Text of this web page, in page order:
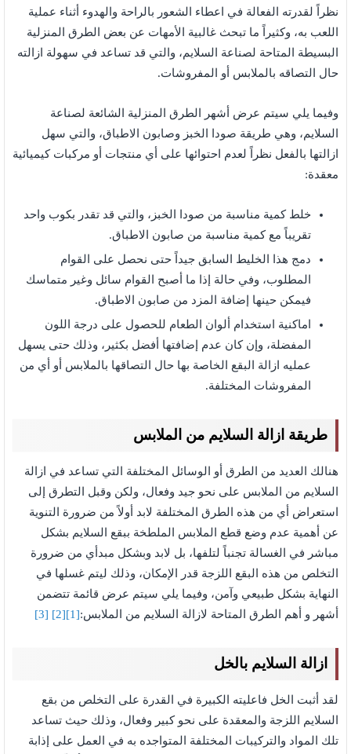
نظراً لقدرته الفعالة في اعطاء الشعور بالراحة والهدوء أثناء عملية
اللعب به، وكثيراً ما تبحث غالبية الأمهات عن بعض الطرق المنزلية
البسيطة المتاحة لصناعة السلايم، والتي قد تساعد في سهولة ازالته
حال التصاقه بالملابس أو المفروشات.
وفيما يلي سيتم عرض أشهر الطرق المنزلية الشائعة لصناعة
السلايم، وهي طريقة صودا الخبز وصابون الاطباق، والتي سهل
ازالتها بالفعل نظراً لعدم احتوائها على أي منتجات أو مركبات كيميائية
معقدة:
خلط كمية مناسبة من صودا الخبز، والتي قد تقدر بكوب واحد
تقريباً مع كمية مناسبة من صابون الاطباق.
دمج هذا الخليط السابق جيداً حتى نحصل على القوام
المطلوب، وفي حالة إذا ما أصبح القوام سائل وغير متماسك
فيمكن حينها إضافة المزد من صابون الاطباق.
اماكنية استخدام ألوان الطعام للحصول على درجة اللون
المفضلة، وإن كان عدم إضافتها أفضل بكثير، وذلك حتى يسهل
عمليه ازالة البقع الخاصة بها حال التصاقها بالملابس أو أي من
المفروشات المختلفة.
طريقة ازالة السلايم من الملابس
هنالك العديد من الطرق أو الوسائل المختلفة التي تساعد في ازالة
السلايم من الملابس على نحو جيد وفعال، ولكن وقبل التطرق إلى
استعراض أي من هذه الطرق المختلفة لابد أولاً من ضرورة التنوية
عن أهمية عدم وضع قطع الملابس الملطخة ببقع السلايم بشكل
مباشر في الغسالة تجنباً لتلفها، بل لابد وبشكل مبدأي من ضرورة
التخلص من هذه البقع اللزجة قدر الإمكان، وذلك ليتم غسلها في
النهاية بشكل طبيعي وآمن، وفيما يلي سيتم عرض قائمة تتضمن
أشهر و أهم الطرق المتاحة لازالة السلايم من الملابس:[1]
[2]
[3]
ازالة السلايم بالخل
لقد أثبت الخل فاعليته الكبيرة في القدرة على التخلص من بقع
السلايم اللزجة والمعقدة على نحو كبير وفعال، وذلك حيث تساعد
تلك المواد والتركيبات المختلفة المتواجده به في العمل على إذابة